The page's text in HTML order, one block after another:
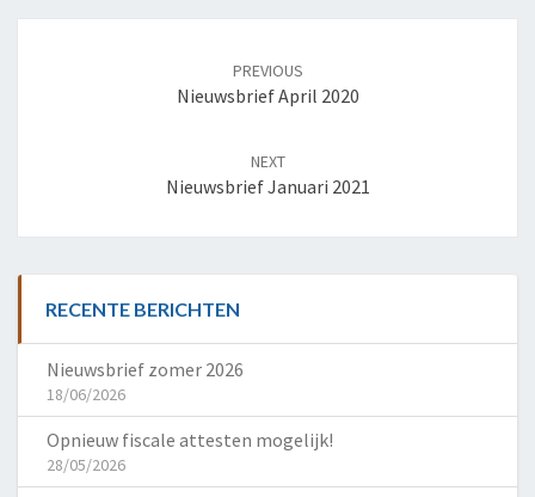
PREVIOUS
Nieuwsbrief April 2020
NEXT
Nieuwsbrief Januari 2021
RECENTE BERICHTEN
Nieuwsbrief zomer 2026
18/06/2026
Opnieuw fiscale attesten mogelijk!
28/05/2026